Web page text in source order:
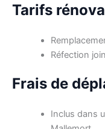
Tarifs
Réfection
Frais de
Inclus dans